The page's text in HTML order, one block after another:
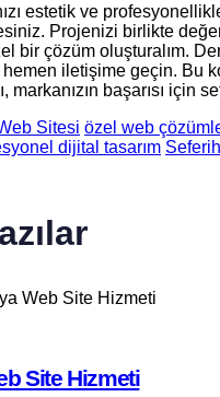
estetik ve
Projenizi birlikte
bir çözüm oluşturalım.
hemen iletişime geçin. Bu
markanızın başarısı için
Sitesi özel web
dijital tasarım
Site Hizmeti